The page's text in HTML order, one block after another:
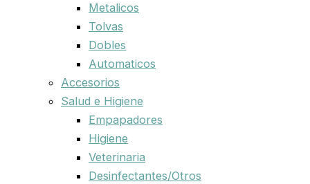
Metalicos
Tolvas
Dobles
Automaticos
Accesorios
Salud e Higiene
Empapadores
Higiene
Veterinaria
Desinfectantes/Otros